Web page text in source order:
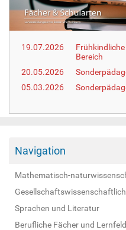
r
e
:
19.07.2026
Bereich
20.05.2026
05.03.2026
Navigation
Mathematisch-
Sprachen und Literatur
Berufliche Fächer und